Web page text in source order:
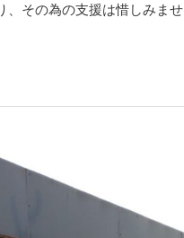
、その為の支援は惜しみませ